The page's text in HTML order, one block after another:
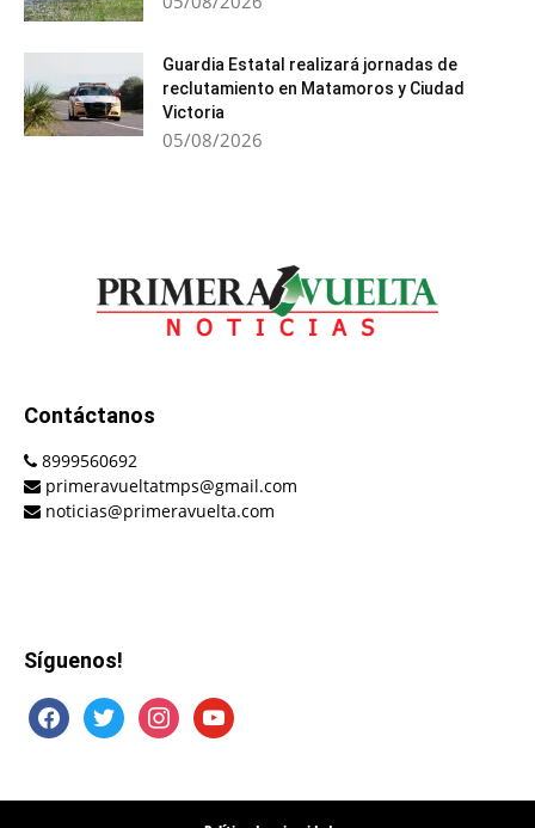
Guardia Estatal realizará jornadas de
reclutamiento en Matamoros y Ciudad
Victoria
05/08/2026
Contáctanos
8999560692
primeravueltatmps@gmail.com
noticias@primeravuelta.com
Síguenos!
facebooktwitter instagramyoutube